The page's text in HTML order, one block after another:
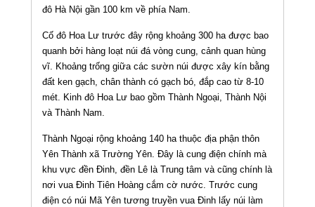
đô Hà Nội gần 100 km về phía Nam.
Cố đô Hoa Lư trước đây rộng khoảng 300 ha được bao
quanh bởi hàng loạt núi đá vòng cung, cảnh quan hùng
vĩ. Khoảng trống giữa các sườn núi được xây kín bằng
đất ken gạch, chân thành có gạch bó, đắp cao từ 8-10
mét. Kinh đô Hoa Lư bao gồm Thành Ngoại, Thành Nội
và Thành Nam.
Thành Ngoại rộng khoảng 140 ha thuộc địa phận thôn
Yên Thành xã Trường Yên. Ðây là cung điện chính mà
khu vực đền Ðinh, đền Lê là Trung tâm và cũng chính là
nơi vua Ðinh Tiên Hoàng cắm cờ nước. Trước cung
điện có núi Mã Yên tương truyền vua Ðinh lấy núi làm